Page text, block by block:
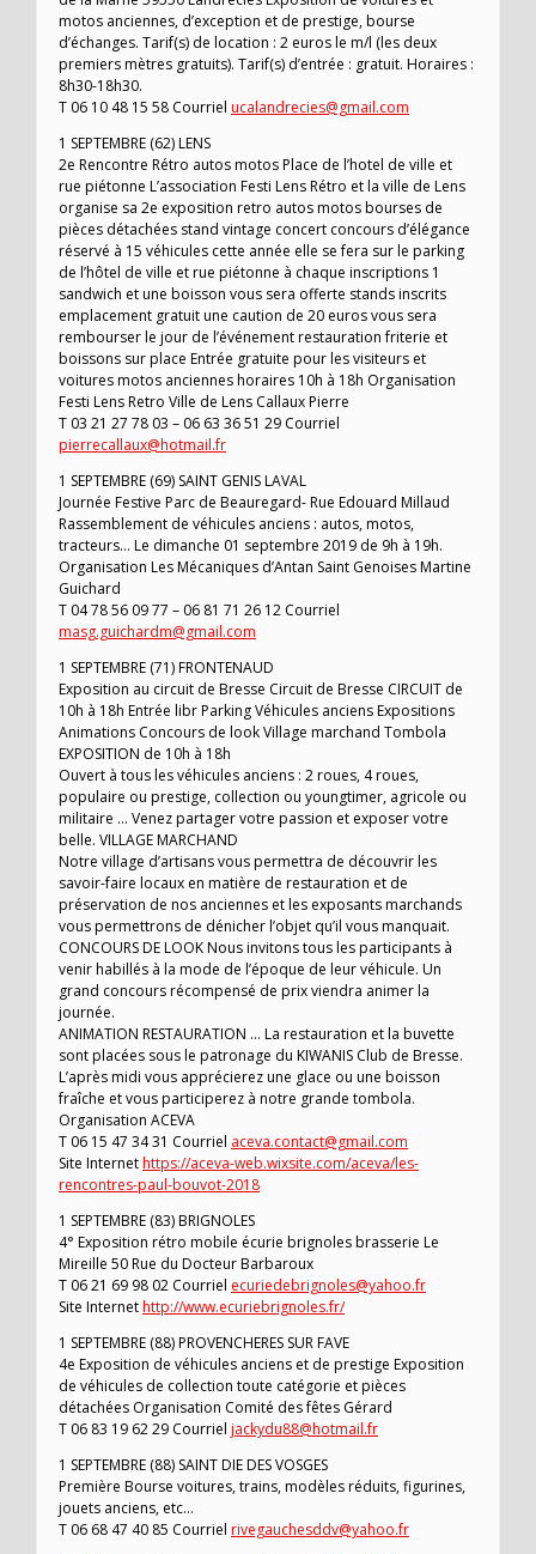
motos anciennes, d’exception et de prestige, bourse
d’échanges. Tarif(s) de location : 2 euros le m/l (les deux
premiers mètres gratuits). Tarif(s) d’entrée : gratuit. Horaires :
8h30-18h30.
T 06 10 48 15 58 Courriel ucalandrecies@gmail.com
1 SEPTEMBRE (62) LENS
2e Rencontre Rétro autos motos Place de l’hotel de ville et
rue piétonne L’association Festi Lens Rétro et la ville de Lens
organise sa 2e exposition retro autos motos bourses de
pièces détachées stand vintage concert concours d’élégance
réservé à 15 véhicules cette année elle se fera sur le parking
de l’hôtel de ville et rue piétonne à chaque inscriptions 1
sandwich et une boisson vous sera offerte stands inscrits
emplacement gratuit une caution de 20 euros vous sera
rembourser le jour de l’événement restauration friterie et
boissons sur place Entrée gratuite pour les visiteurs et
voitures motos anciennes horaires 10h à 18h Organisation
Festi Lens Retro Ville de Lens Callaux Pierre
T 03 21 27 78 03 – 06 63 36 51 29 Courriel
pierrecallaux@hotmail.fr
1 SEPTEMBRE (69) SAINT GENIS LAVAL
Journée Festive Parc de Beauregard- Rue Edouard Millaud
Rassemblement de véhicules anciens : autos, motos,
tracteurs… Le dimanche 01 septembre 2019 de 9h à 19h.
Organisation Les Mécaniques d’Antan Saint Genoises Martine
Guichard
T 04 78 56 09 77 – 06 81 71 26 12 Courriel
masg.guichardm@gmail.com
1 SEPTEMBRE (71) FRONTENAUD
Exposition au circuit de Bresse Circuit de Bresse CIRCUIT de
10h à 18h Entrée libr Parking Véhicules anciens Expositions
Animations Concours de look Village marchand Tombola
EXPOSITION de 10h à 18h
Ouvert à tous les véhicules anciens : 2 roues, 4 roues,
populaire ou prestige, collection ou youngtimer, agricole ou
militaire … Venez partager votre passion et exposer votre
belle. VILLAGE MARCHAND
Notre village d’artisans vous permettra de découvrir les
savoir-faire locaux en matière de restauration et de
préservation de nos anciennes et les exposants marchands
vous permettrons de dénicher l’objet qu’il vous manquait.
CONCOURS DE LOOK Nous invitons tous les participants à
venir habillés à la mode de l’époque de leur véhicule. Un
grand concours récompensé de prix viendra animer la
journée.
ANIMATION RESTAURATION … La restauration et la buvette
sont placées sous le patronage du KIWANIS Club de Bresse.
L’après midi vous apprécierez une glace ou une boisson
fraîche et vous participerez à notre grande tombola.
Organisation ACEVA
T 06 15 47 34 31 Courriel aceva.contact@gmail.com
Site Internethttps://aceva-web.wixsite.com/aceva/les-
rencontres-paul-bouvot-2018
1 SEPTEMBRE (83) BRIGNOLES
4° Exposition rétro mobile écurie brignoles brasserie Le
Mireille 50 Rue du Docteur Barbaroux
T 06 21 69 98 02 Courriel ecuriedebrignoles@yahoo.fr
Site Internethttp://www.ecuriebrignoles.fr/
1 SEPTEMBRE (88) PROVENCHERES SUR FAVE
4e Exposition de véhicules anciens et de prestige Exposition
de véhicules de collection toute catégorie et pièces
détachées Organisation Comité des fêtes Gérard
T 06 83 19 62 29 Courriel jackydu88@hotmail.fr
1 SEPTEMBRE (88) SAINT DIE DES VOSGES
Première Bourse voitures, trains, modèles réduits, figurines,
jouets anciens, etc…
T 06 68 47 40 85 Courriel rivegauchesddv@yahoo.fr